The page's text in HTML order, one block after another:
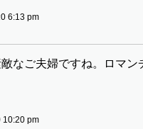
6:13 pm
なご夫婦ですね。ロマ
10:20 pm